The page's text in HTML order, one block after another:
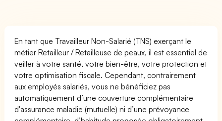
En tant que Travailleur Non-Salarié (TNS) exerçant le
métier Retailleur / Retailleuse de peaux, il est essentiel de
veiller à votre santé, votre bien-être, votre protection et
votre optimisation fiscale. Cependant, contrairement
aux employés salariés, vous ne bénéficiez pas
automatiquement d’une couverture complémentaire
d'assurance maladie (mutuelle) ni d’une prévoyance